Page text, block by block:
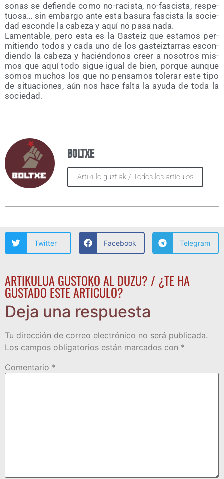
so­nas se defien­de como no-racis­ta, no-fas­cis­ta, res­pe­
tuo­sa… sin embar­go ante esta basu­ra fas­cis­ta la socie­
dad escon­de la cabe­za y aquí no pasa nada.
Lamen­ta­ble, pero esta es la Gas­teiz que esta­mos per­
mi­tien­do todos y cada uno de los gas­teiz­ta­rras escon­
dien­do la cabe­za y hacién­do­nos creer a noso­tros mis­
mos que aquí todo sigue igual de bien, por­que aun­que
somos muchos los que no pen­sa­mos tole­rar este tipo
de situa­cio­nes, aún nos hace fal­ta la ayu­da de toda la
sociedad.
Boltxe
Artikulo guztiak / Todos los artículos
Twitter Facebook Telegram
ARTIKULUA GUSTOKO AL DUZU? / ¿TE HA
GUSTADO ESTE ARTÍCULO?
Deja una respuesta
Tu dirección de correo electrónico no será publicada.
Los campos obligatorios están marcados con *
Comentario *